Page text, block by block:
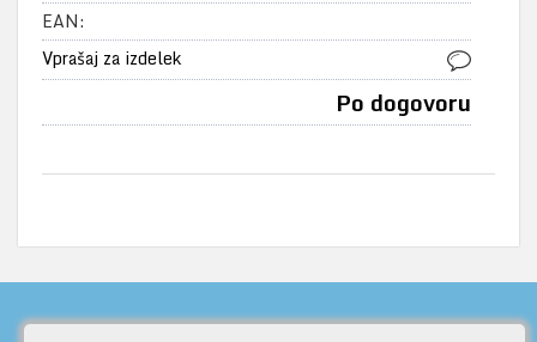
EAN:
Vprašaj za izdelek
Po dogovoru